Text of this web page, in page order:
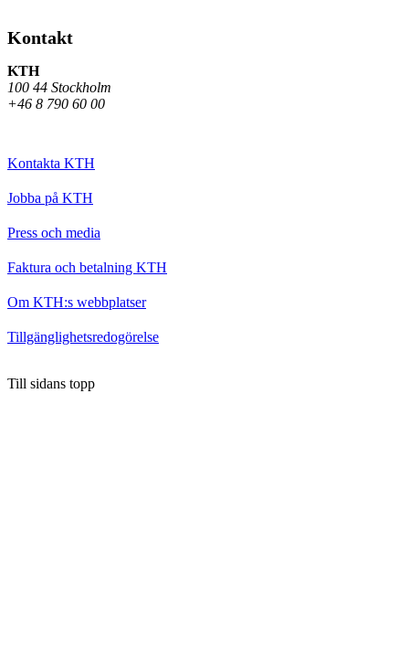
Kontakt
KTH
100 44 Stockholm
+46 8 790 60 00
Kontakta KTH
Jobba på KTH
Press och media
Faktura och betalning KTH
Om KTH:s webbplatser
Tillgänglighetsredogörelse
Till sidans topp